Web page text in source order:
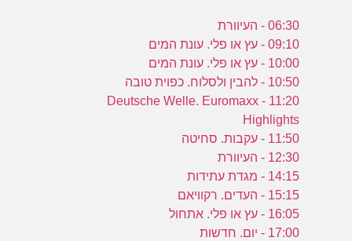
06:30 - העיוורת
09:10 - עץ או פלי. עונת המים
10:00 - עץ או פלי. עונת המים
10:50 - להבין ולסלוח. כפוית טובה
11:20 - Deutsche Welle. Euromaxx
Highlights
11:50 - עקבות. סחיטה
12:30 - העיוורת
14:15 - מגדת עתידות
15:15 - העדים. רקוויאם
16:05 - עץ או פלי. אתחול
17:00 - יום. חדשות